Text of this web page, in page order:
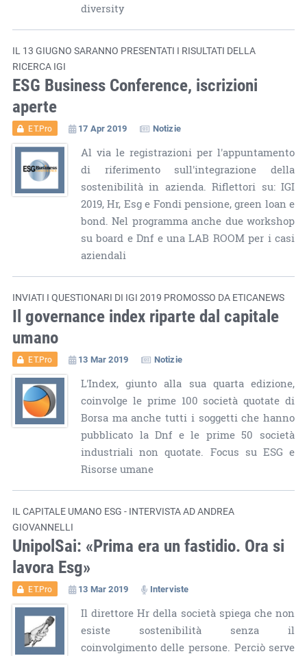
diversity
IL 13 GIUGNO SARANNO PRESENTATI I RISULTATI DELLA
RICERCA IGI
ESG Business Conference, iscrizioni
aperte
ET.Pro 17 Apr 2019 Notizie
Al via le registrazioni per l'appuntamento
di riferimento sull'integrazione della
sostenibilità in azienda. Riflettori su: IGI
2019, Hr, Esg e Fondi pensione, green loan e
bond. Nel programma anche due workshop
su board e Dnf e una LAB ROOM per i casi
aziendali
INVIATI I QUESTIONARI DI IGI 2019 PROMOSSO DA ETICANEWS
Il governance index riparte dal capitale
umano
ET.Pro 13 Mar 2019 Notizie
L'Index, giunto alla sua quarta edizione,
coinvolge le prime 100 società quotate di
Borsa ma anche tutti i soggetti che hanno
pubblicato la Dnf e le prime 50 società
industriali non quotate. Focus su ESG e
Risorse umane
IL CAPITALE UMANO ESG - INTERVISTA AD ANDREA
GIOVANNELLI
UnipolSai: «Prima era un fastidio. Ora si
lavora Esg»
ET.Pro 13 Mar 2019 Interviste
Il direttore Hr della società spiega che non
esiste sostenibilità senza il
coinvolgimento delle persone. Perciò serve